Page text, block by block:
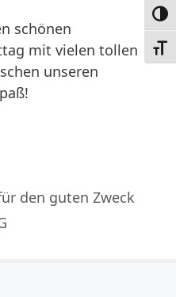
schönen
mit vielen tollen
unseren
den guten Zweck